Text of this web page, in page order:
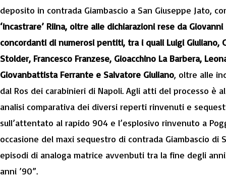
deposito in contrada Giambascio a San Giuseppe Jato,
‘incastrare’ Riina, oltre alle dichiarazioni rese da
concordanti di numerosi pentiti, tra i quali Luigi Giuliano,
Stolder, Francesco Franzese, Gioacchino La Barbera,
Giovanbattista Ferrante e Salvatore Giuliano, oltre alle
dal Ros dei carabinieri di Napoli. Agli atti del processo è
analisi comparativa dei diversi reperti rinvenuti e
sull’attentato al rapido 904 e l’esplosivo rinvenuto a
occasione del maxi sequestro di contrada Giambascio di
episodi di analoga matrice avvenbuti tra la fine degli
anni ’90”.